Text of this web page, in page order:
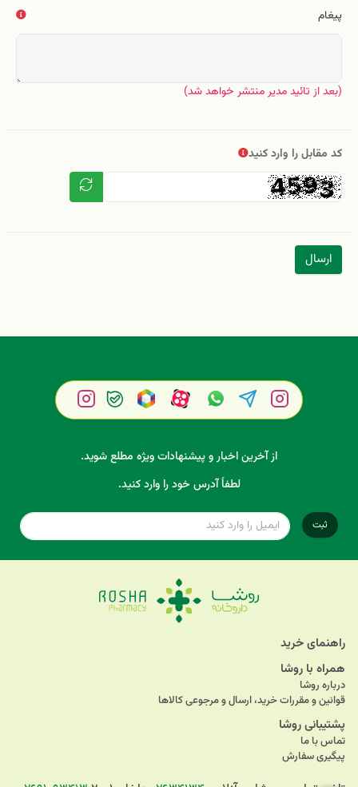
پیغام
(بعد از تائید مدیر منتشر خواهد شد)
کد مقابل را وارد کنید
ارسال
از آخرین اخبار و پیشنهادات ویژه مطلع شوید.
لطفاً آدرس خود را وارد کنید.
ثبت
راهنمای خرید
همراه با روشا
درباره روشا
قوانین و مقررات خرید، ارسال و مرجوعی کالاها
پشتیبانی روشا
تماس با ما
پیگیری سفارش